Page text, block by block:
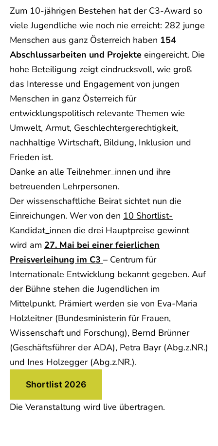
Zum 10-jährigen Bestehen hat der C3-Award so
viele Jugendliche wie noch nie erreicht: 282 junge
Menschen aus ganz Österreich haben 154
Abschlussarbeiten und Projekte eingereicht. Die
hohe Beteiligung zeigt eindrucksvoll, wie groß
das Interesse und Engagement von jungen
Menschen in ganz Österreich für
entwicklungspolitisch relevante Themen wie
Umwelt, Armut, Geschlechtergerechtigkeit,
nachhaltige Wirtschaft, Bildung, Inklusion und
Frieden ist.
Danke an alle Teilnehmer_innen und ihre
betreuenden Lehrpersonen.
Der wissenschaftliche Beirat sichtet nun die
Einreichungen. Wer von den 10 Shortlist-
Kandidat_innen die drei Hauptpreise gewinnt
wird am 27. Mai bei einer feierlichen
Preisverleihung im C3 – Centrum für
Internationale Entwicklung bekannt gegeben. Auf
der Bühne stehen die Jugendlichen im
Mittelpunkt. Prämiert werden sie von Eva-Maria
Holzleitner (Bundesministerin für Frauen,
Wissenschaft und Forschung), Bernd Brünner
(Geschäftsführer der ADA), Petra Bayr (Abg.z.NR.)
und Ines Holzegger (Abg.z.NR.).
Shortlist 2026
Die Veranstaltung wird live übertragen.